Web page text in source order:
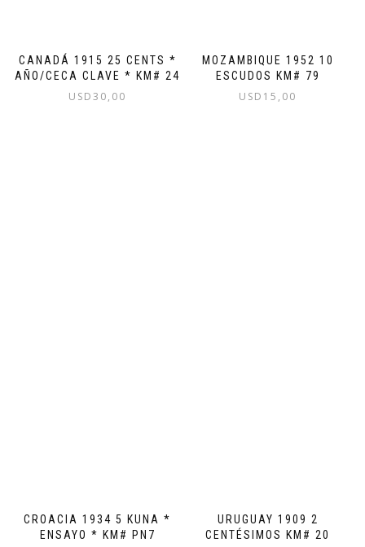
CANADÁ 1915 25 CENTS *
AÑO/CECA CLAVE * KM# 24
USD30,00
MOZAMBIQUE 1952 10
ESCUDOS KM# 79
USD 15,00
CROACIA 1934 5 KUNA *
ENSAYO * KM# PN7
URUGUAY 1909 2
CENTÉSIMOS KM# 20